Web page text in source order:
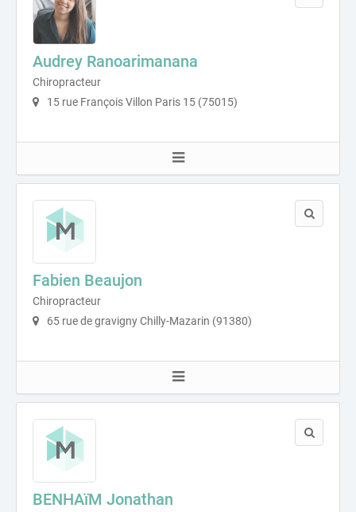
Audrey Ranoarimanana
Chiropracteur
15 rue François Villon Paris 15 (75015)
Fabien Beaujon
Chiropracteur
65 rue de gravigny Chilly-Mazarin (91380)
BENHAïM Jonathan